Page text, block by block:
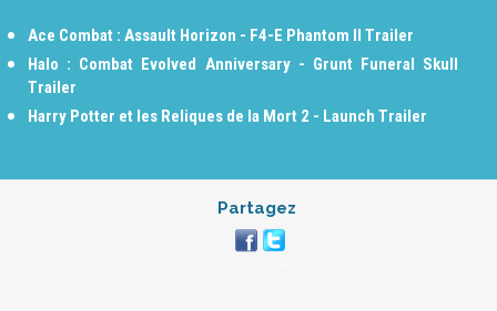
Ace Combat : Assault Horizon - F4-E Phantom II Trailer
Halo : Combat Evolved Anniversary - Grunt Funeral Skull
Trailer
Harry Potter et les Reliques de la Mort 2 - Launch Trailer
Partagez